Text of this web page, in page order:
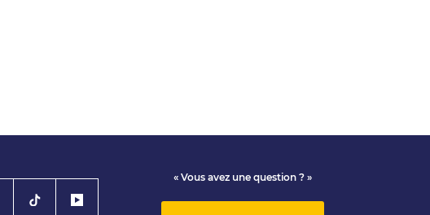
« Vous avez une question ? »